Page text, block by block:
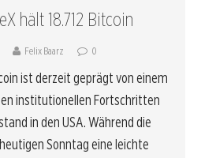
hält 18.712 Bitcoin
Felix Baarz 0
ist derzeit geprägt von einem
institutionellen Fortschritten
in den USA. Während die
Sonntag eine leichte